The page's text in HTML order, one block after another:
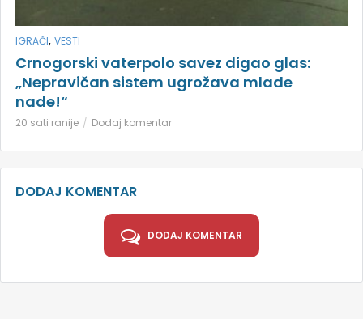
IGRAČI, VESTI
Crnogorski vaterpolo savez digao glas:
„Nepravičan sistem ugrožava mlade
nade!“
20 sati ranije Dodaj komentar
DODAJ KOMENTAR
DODAJ KOMENTAR